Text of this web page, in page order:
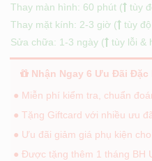
Thay màn hình: 60 phút (
tùy
Thay mặt kính: 2-3 giờ (
tùy
Sửa chữa: 1-3 ngày (
tùy lỗi &
Nhận Ngay 6 Ưu Đãi Đặc
● Miễn phí kiểm tra, chuẩn
● Tặng Giftcard với nhiều ưu
● Ưu đãi giảm giá phụ kiện cho
● Được tặng thêm 1 tháng BH